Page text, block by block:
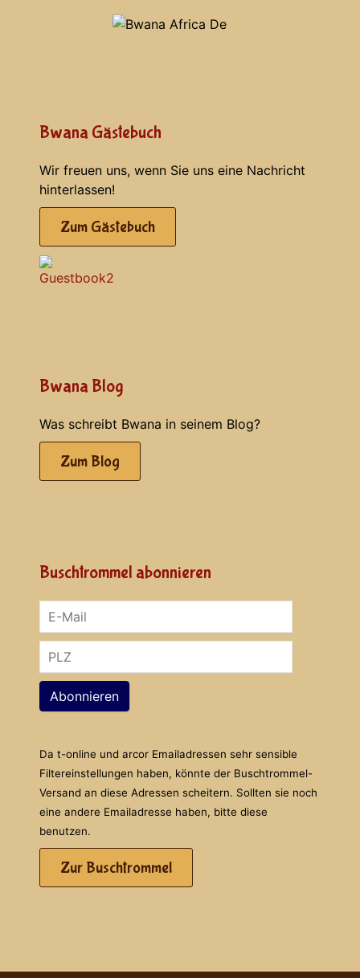
Bwana Gästebuch
Wir freuen uns, wenn Sie uns eine Nachricht
hinterlassen!
Zum Gästebuch
Bwana Blog
Was schreibt Bwana in seinem Blog?
Zum Blog
Buschtrommel abonnieren
Abonnieren
Da t-online und arcor Emailadressen sehr sensible
Filtereinstellungen haben, könnte der Buschtrommel-
Versand an diese Adressen scheitern. Sollten sie noch
eine andere Emailadresse haben, bitte diese
benutzen.
Zur Buschtrommel